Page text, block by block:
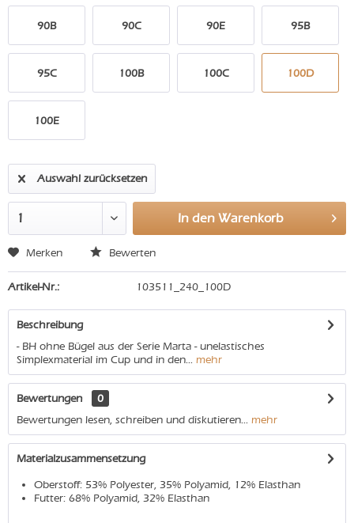
90B 90C 90E 95B
95C 100B 100C 100D
100E
Auswahl zurücksetzen
In den Warenkorb
Merken Bewerten
Artikel-Nr.: 103511_240_100D
Beschreibung
- BH ohne Bügel aus der Serie Marta - unelastisches
Simplexmaterial im Cup und in den... mehr
Bewertungen
0
Bewertungen lesen, schreiben und diskutieren... mehr
Materialzusammensetzung
Oberstoff: 53% Polyester, 35% Polyamid, 12% Elasthan
Futter: 68% Polyamid, 32% Elasthan